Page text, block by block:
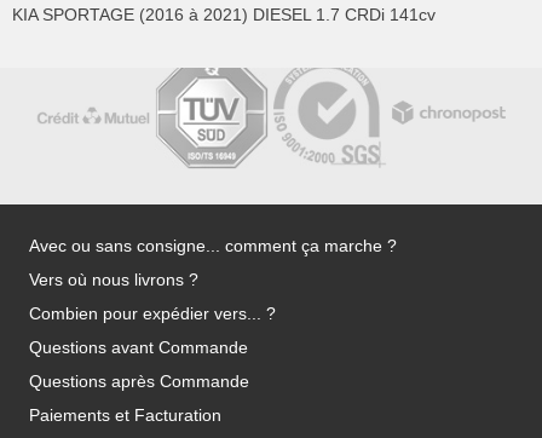
KIA SPORTAGE (2016 à 2021) DIESEL 1.7 CRDi 141cv
Avec ou sans consigne... comment ça marche ?
Vers où nous livrons ?
Combien pour expédier vers... ?
Questions avant Commande
Questions après Commande
Paiements et Facturation